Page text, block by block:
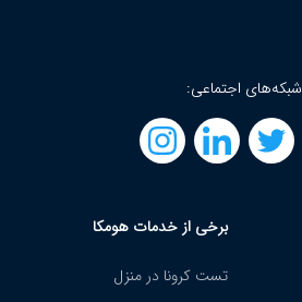
شبکه‌های اجتماعی:
برخی از خدمات هومکا
تست کرونا در منزل